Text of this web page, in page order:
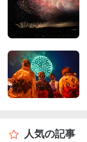
人気の記事